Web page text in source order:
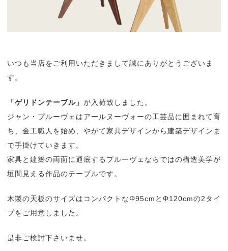
いつも当店をご利用いただきまして誠にありがとうございま
す。
「ゲリドンテーブル」 が入荷致しました。
ジャン・プルーヴェはアールヌーヴォーの工芸品に囲まれて育
ち、金工職人を始め、やがて家具デザインから建築デザインま
で手掛けていきます。
家具と建築の両面に通底するプルーヴェならではの構造美学が
垣間見える作品のテーブルです。
木製の天板のサイズはコンパクトなΦ95cmとΦ120cmの2タイ
プをご用意しました。
是非ご検討下さいませ。